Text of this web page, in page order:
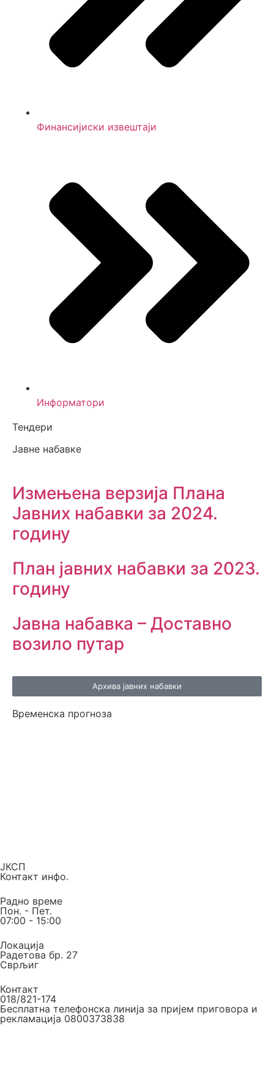
Финансијиски извештаји
Информатори
Тендери
Јавне набавке
Измењенa верзијa Плана
Јавних набавки за 2024.
годину
План јавних набавки за 2023.
годину
Јавна набавка – Доставно
возило путар
Архива јавних набавки
Временска прогноза
ЈКСП
Контакт инфо.
Радно време
Пон. - Пет.
07:00 - 15:00
Локација
Радетова бр. 27
Сврљиг
Контакт
018/821-174
Бесплатна телефонска линија за пријем приговора и
рекламација 0800373838